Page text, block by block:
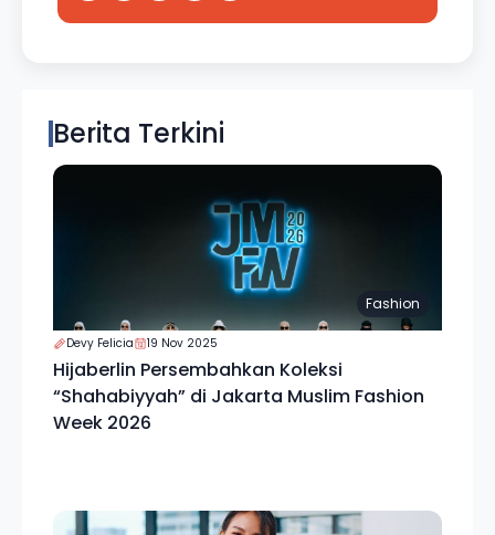
Berita Terkini
Fashion
Devy Felicia 19 Nov 2025
Hijaberlin Persembahkan Koleksi
“Shahabiyyah” di Jakarta Muslim Fashion
Week 2026